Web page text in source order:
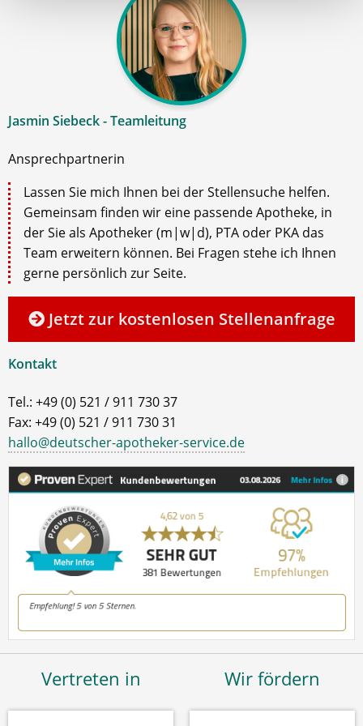
Jasmin Siebeck - Teamleitung
Ansprechpartnerin
Lassen Sie mich Ihnen bei der Stellensuche helfen.
Gemeinsam finden wir eine passende Apotheke, in
der Sie als Apotheker (m|w|d), PTA oder PKA das
Team erweitern können. Bei Fragen stehe ich Ihnen
gerne persönlich zur Seite.
Jetzt zur kostenlosen Stellenanfrage
Kontakt
Tel.: +49 (0) 521 / 911 730 37
Fax: +49 (0) 521 / 911 730 31
hallo@deutscher-apotheker-service.de
Vertreten in Wir fördern